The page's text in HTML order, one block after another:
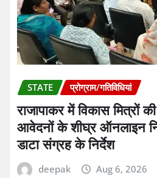
STATE प्रोग्राम/गतिविधियां
राजापाकर में विकास मित्रों
आवेदनों के शीघ्र ऑनलाइन
डाटा संग्रह के निर्देश
deepak Aug 6, 2026